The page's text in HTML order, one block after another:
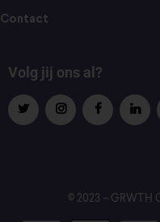
Contact
Volg jij ons al?
© 2023 – GRWTH